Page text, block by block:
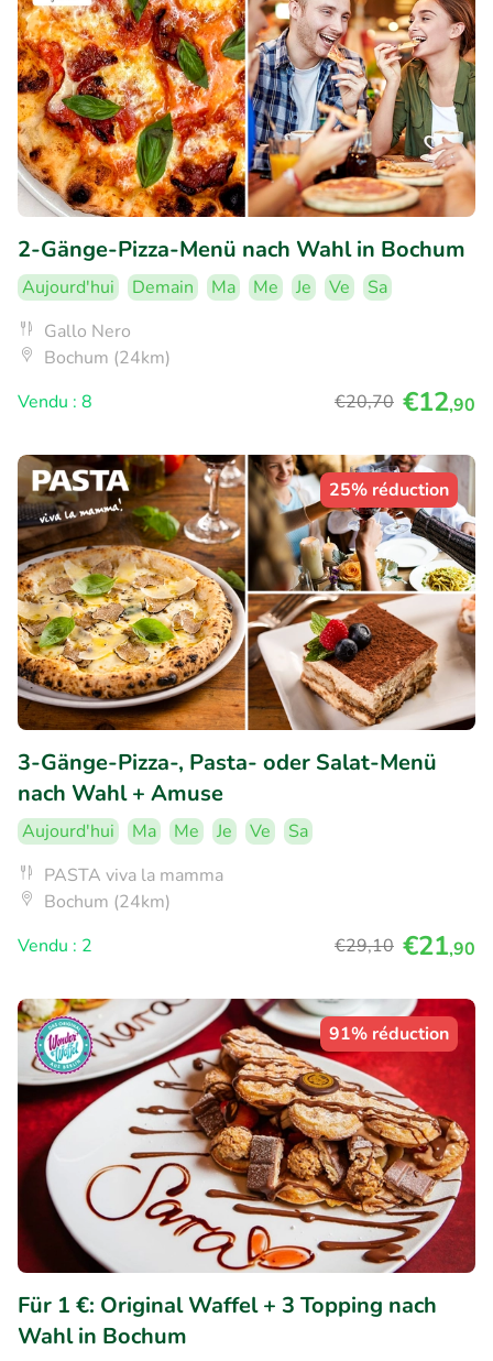
2-Gänge-Pizza-Menü nach Wahl in Bochum
Aujourd'hui Demain Ma Me Je Ve
Sa
Gallo Nero
Bochum (24km)
Vendu : 8
€20,70 €12,90
25% réduction
3-Gänge-Pizza-, Pasta- oder Salat-Menü
nach Wahl + Amuse
Aujourd'hui Ma Me Je Ve
Sa
PASTA viva la mamma
Bochum (24km)
Vendu : 2
€29,10 €21,90
91% réduction
Für 1 €: Original Waffel + 3 Topping nach
Wahl in Bochum